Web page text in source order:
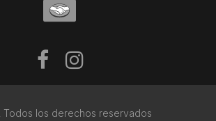
los derechos reservados